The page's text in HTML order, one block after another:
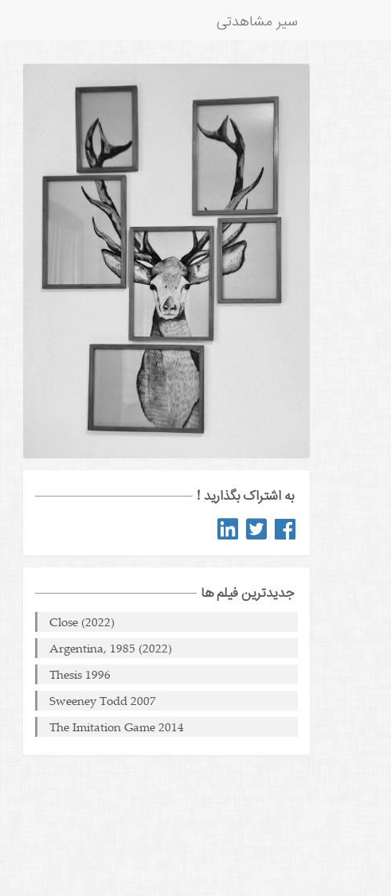
سیر مشاهدتی
به اشتراک بگذارید !
جدیدترین فیلم ها
Close (2022)
Argentina, 1985 (2022)
Thesis 1996
Sweeney Todd 2007
The Imitation Game 2014